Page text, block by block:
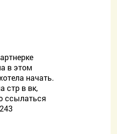
в этом
начать.
стр в вк,
ссылаться